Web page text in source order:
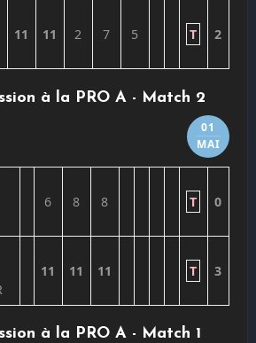
11 11 2 7 5 T 2
à la PRO A - Match 2
01
MAI
6 8 8 T 0
11 11 11 T 3
à la PRO A - Match 1